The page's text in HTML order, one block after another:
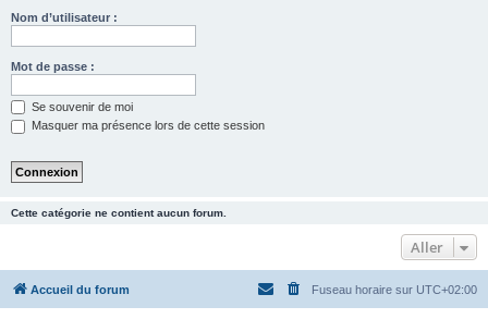
Nom d’utilisateur :
Mot de passe :
Se souvenir de moi
Masquer ma présence lors de cette session
Cette catégorie ne contient aucun forum.
Aller
Accueil du forum Fuseau horaire sur UTC+02:00